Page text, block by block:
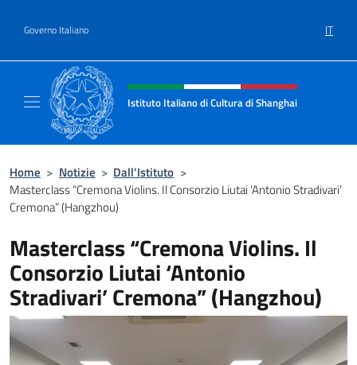
Governo Italiano IT
Intestazione sito, social e menù
Istituto Italiano di Cultura di Shanghai
Home > Notizie > Dall’Istituto >
Masterclass “Cremona Violins. Il Consorzio Liutai ‘Antonio Stradivari’
Cremona” (Hangzhou)
Masterclass “Cremona Violins. Il
Consorzio Liutai ‘Antonio
Stradivari’ Cremona” (Hangzhou)